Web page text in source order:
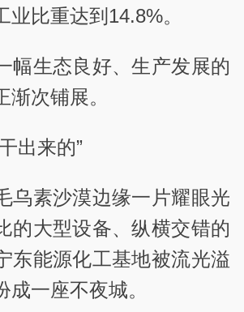
业比重达到14.8%。
幅生态良好、生产发展的
次铺展。
出来的”
乌素沙漠边缘一片耀眼光
的大型设备、纵横交错的
东能源化工基地被流光溢
成一座不夜城。